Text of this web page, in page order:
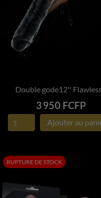
APERÇU RAPIDE
Double gode12''
Prix
3 950 FCFP
Ajouter au
RUPTURE DE STOCK